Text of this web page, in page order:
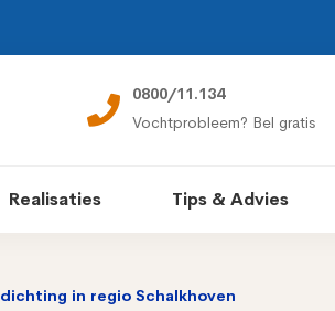
0800/11.134
Vochtprobleem? Bel gratis
Realisaties Tips & Advies
in regio Schalkhoven